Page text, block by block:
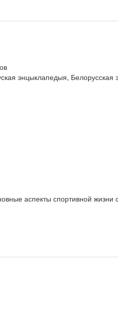
энцыклапедыя, Белорусская
аспекты спортивной жизни
и т. д.